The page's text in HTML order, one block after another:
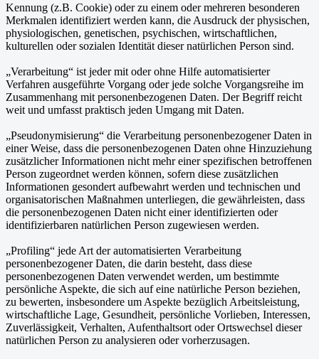
Kennung (z.B. Cookie) oder zu einem oder mehreren besonderen
Merkmalen identifiziert werden kann, die Ausdruck der physischen,
physiologischen, genetischen, psychischen, wirtschaftlichen,
kulturellen oder sozialen Identität dieser natürlichen Person sind.
„Verarbeitung“ ist jeder mit oder ohne Hilfe automatisierter
Verfahren ausgeführte Vorgang oder jede solche Vorgangsreihe im
Zusammenhang mit personenbezogenen Daten. Der Begriff reicht
weit und umfasst praktisch jeden Umgang mit Daten.
„Pseudonymisierung“ die Verarbeitung personenbezogener Daten in
einer Weise, dass die personenbezogenen Daten ohne Hinzuziehung
zusätzlicher Informationen nicht mehr einer spezifischen betroffenen
Person zugeordnet werden können, sofern diese zusätzlichen
Informationen gesondert aufbewahrt werden und technischen und
organisatorischen Maßnahmen unterliegen, die gewährleisten, dass
die personenbezogenen Daten nicht einer identifizierten oder
identifizierbaren natürlichen Person zugewiesen werden.
„Profiling“ jede Art der automatisierten Verarbeitung
personenbezogener Daten, die darin besteht, dass diese
personenbezogenen Daten verwendet werden, um bestimmte
persönliche Aspekte, die sich auf eine natürliche Person beziehen,
zu bewerten, insbesondere um Aspekte bezüglich Arbeitsleistung,
wirtschaftliche Lage, Gesundheit, persönliche Vorlieben, Interessen,
Zuverlässigkeit, Verhalten, Aufenthaltsort oder Ortswechsel dieser
natürlichen Person zu analysieren oder vorherzusagen.